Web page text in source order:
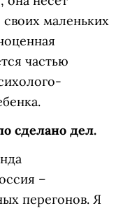
своих маленьких
частью
сделано дел.
–
перегонов. Я